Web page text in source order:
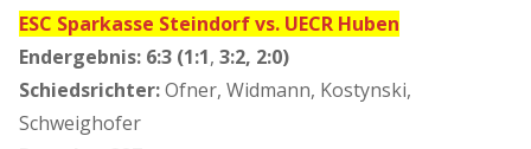
ESC Sparkasse Steindorf vs. UECR Huben
Endergebnis: 6:3 (1:1, 3:2, 2:0)
Schiedsrichter:Ofner, Widmann, Kostynski,
Schweighofer